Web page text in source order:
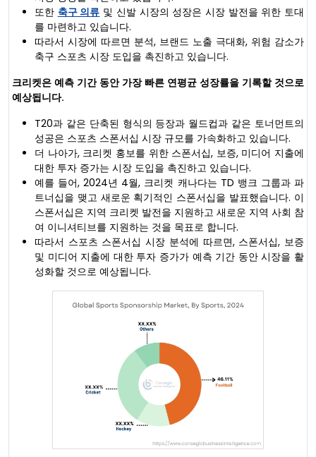
또한 축구 의류 및 신발 시장의 성장은 시장 발전을 위한 토대
를 마련하고 있습니다.
따라서 시장에 따르면 분석, 브랜드 노출 극대화, 위험 감소가
축구 스포츠 시장 도입을 촉진하고 있습니다.
크리켓은 예측 기간 동안 가장 빠른 연평균 성장률을 기록할 것으로
예상됩니다.
T20과 같은 단축된 형식의 등장과 월드컵과 같은 토너먼트의
성공은 스포츠 스폰서십 시장 규모를 가속화하고 있습니다.
더 나아가, 크리켓 홍보를 위한 스폰서십, 보증, 미디어 지출에
대한 투자 증가는 시장 도입을 촉진하고 있습니다.
예를 들어, 2024년 4월, 크리켓 캐나다는 TD 뱅크 그룹과 파
트너십을 맺고 새로운 획기적인 스폰서십을 발표했습니다. 이
스폰서십은 지역 크리켓 발전을 지원하고 새로운 지역 사회 참
여 이니셔티브를 지원하는 것을 목표로 합니다.
따라서 스포츠 스폰서십 시장 분석에 따르면, 스폰서십, 보증
및 미디어 지출에 대한 투자 증가가 예측 기간 동안 시장을 활
성화할 것으로 예상됩니다.